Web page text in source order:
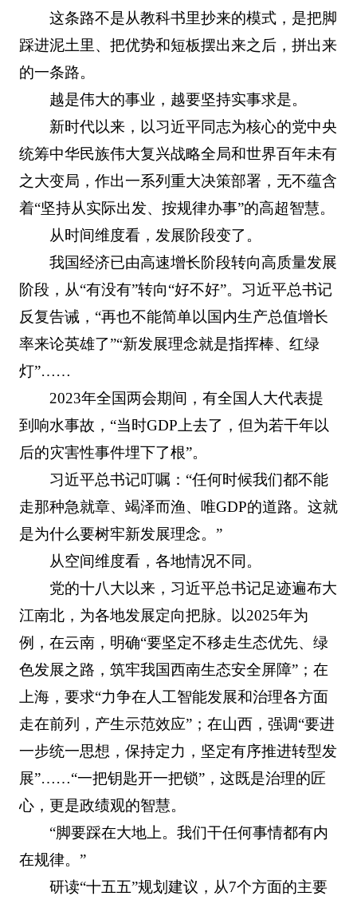
这条路不是从教科书里抄来的模式，是把脚
踩进泥土里、把优势和短板摆出来之后，拼出来
的一条路。
越是伟大的事业，越要坚持实事求是。
新时代以来，以习近平同志为核心的党中央
统筹中华民族伟大复兴战略全局和世界百年未有
之大变局，作出一系列重大决策部署，无不蕴含
着“坚持从实际出发、按规律办事”的高超智慧。
从时间维度看，发展阶段变了。
我国经济已由高速增长阶段转向高质量发展
阶段，从“有没有”转向“好不好”。习近平总书记
反复告诫，“再也不能简单以国内生产总值增长
率来论英雄了”“新发展理念就是指挥棒、红绿
灯”……
2023年全国两会期间，有全国人大代表提
到响水事故，“当时GDP上去了，但为若干年以
后的灾害性事件埋下了根”。
习近平总书记叮嘱：“任何时候我们都不能
走那种急就章、竭泽而渔、唯GDP的道路。这就
是为什么要树牢新发展理念。”
从空间维度看，各地情况不同。
党的十八大以来，习近平总书记足迹遍布大
江南北，为各地发展定向把脉。以2025年为
例，在云南，明确“要坚定不移走生态优先、绿
色发展之路，筑牢我国西南生态安全屏障”；在
上海，要求“力争在人工智能发展和治理各方面
走在前列，产生示范效应”；在山西，强调“要进
一步统一思想，保持定力，坚定有序推进转型发
展”……“一把钥匙开一把锁”，这既是治理的匠
心，更是政绩观的智慧。
“脚要踩在大地上。我们干任何事情都有内
在规律。”
研读“十五五”规划建议，从7个方面的主要